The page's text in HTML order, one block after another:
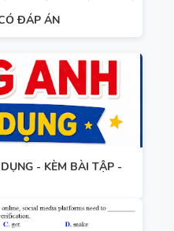
ĐÁP ÁN
- KÈM BÀI TẬP -